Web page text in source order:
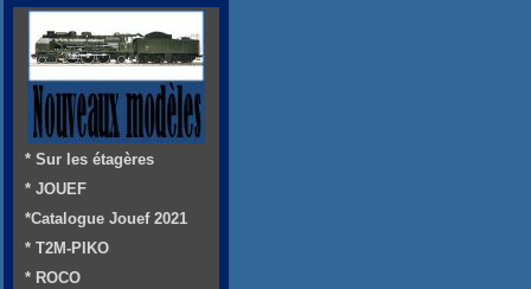
* Sur les étagères
* JOUEF
*Catalogue Jouef 2021
* T2M-PIKO
* ROCO